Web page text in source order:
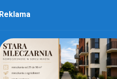
Reklama